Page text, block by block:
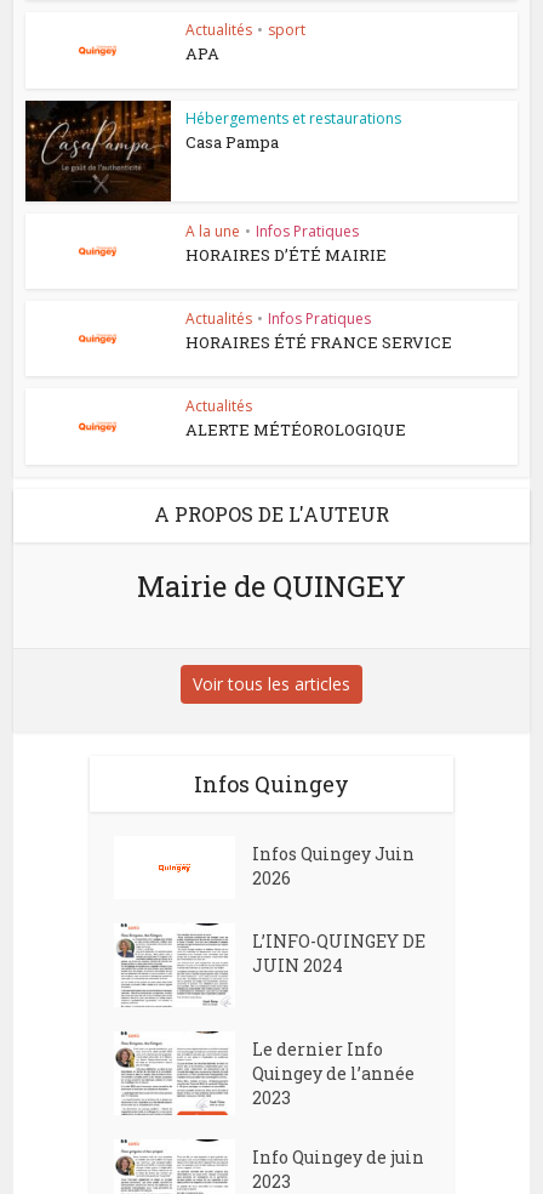
Actualités • sport
APA
Hébergements et restaurations
Casa Pampa
A la une • Infos Pratiques
HORAIRES D’ÉTÉ MAIRIE
Actualités • Infos Pratiques
HORAIRES ÉTÉ FRANCE SERVICE
Actualités
ALERTE MÉTÉOROLOGIQUE
A PROPOS DE L'AUTEUR
Mairie de QUINGEY
Voir tous les articles
Infos Quingey
Infos Quingey Juin
2026
L’INFO-QUINGEY DE
JUIN 2024
Le dernier Info
Quingey de l’année
2023
Info Quingey de juin
2023